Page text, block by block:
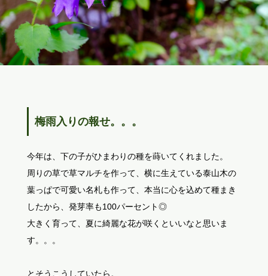
梅雨入りの報せ。。。
今年は、下の子がひまわりの種を蒔いてくれました。
周りの草で草マルチを作って、横に生えている泰山木の
葉っぱで可愛い名札も作って、本当に心を込めて種まき
したから、発芽率も100パーセント◎
大きく育って、夏に綺麗な花が咲くといいなと思いま
す。。。
とそうこうしていたら。